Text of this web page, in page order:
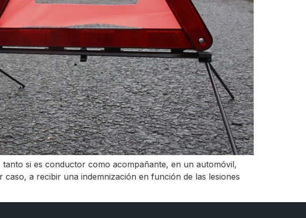
si es conductor como acompañante, en un automóvil,
a recibir una indemnización en función de las lesiones